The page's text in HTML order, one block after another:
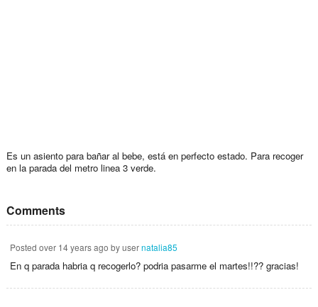
Es un asiento para bañar al bebe, está en perfecto estado. Para recoger
en la parada del metro linea 3 verde.
Comments
Posted over 14 years ago by usernatalia85
En q parada habria q recogerlo? podria pasarme el martes!!?? gracias!